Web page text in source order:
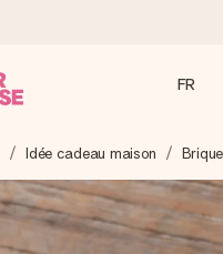
attention et l’envoyons
l’offrir au bon moment,
FR
Idée cadeau maison